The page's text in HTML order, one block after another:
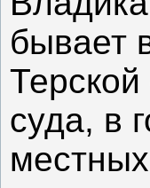
бывает
суда, в